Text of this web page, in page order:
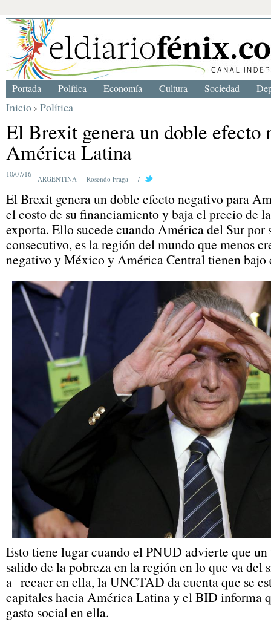
Inicio › Política
El Brexit genera un doble efecto
América Latina
10/07/16
ARGENTINA Rosendo Fraga /
El Brexit genera un doble efecto negativo para
el costo de su financiamiento y baja el precio de
exporta. Ello sucede cuando América del Sur por
consecutivo, es la región del mundo que menos
negativo y México y América Central tienen bajo
Esto tiene lugar cuando el PNUD advierte que
salido de la pobreza en la región en lo que va
a recaer en ella, la UNCTAD da cuenta que se
capitales hacia América Latina y el BID informa
gasto social en ella.
Portada Política Economía Cultura Sociedad